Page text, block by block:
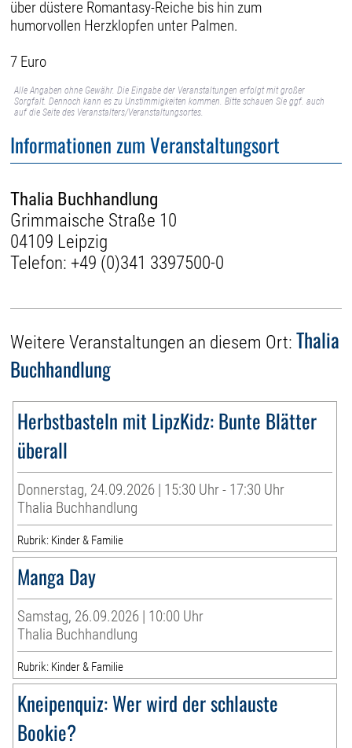
über düstere Romantasy-Reiche bis hin zum
humorvollen Herzklopfen unter Palmen.
7 Euro
Alle Angaben ohne Gewähr. Die Eingabe der Veranstaltungen erfolgt mit großer
Sorgfalt. Dennoch kann es zu Unstimmigkeiten kommen. Bitte schauen Sie ggf. auch
auf die Seite des Veranstalters/Veranstaltungsortes.
Informationen zum Veranstaltungsort
Thalia Buchhandlung
Grimmaische Straße 10
04109 Leipzig
Telefon: +49 (0)341 3397500-0
Weitere Veranstaltungen an diesem Ort: Thalia
Buchhandlung
Herbstbasteln mit LipzKidz: Bunte Blätter
überall
Donnerstag, 24.09.2026 | 15:30 Uhr - 17:30 Uhr
Thalia Buchhandlung
Rubrik: Kinder & Familie
Manga Day
Samstag, 26.09.2026 | 10:00 Uhr
Thalia Buchhandlung
Rubrik: Kinder & Familie
Kneipenquiz: Wer wird der schlauste
Bookie?